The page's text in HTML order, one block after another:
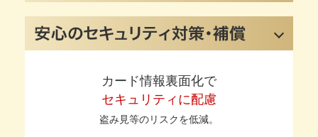
カード情報裏面化で
セキュリティに配慮
盗み見等のリスクを低減。